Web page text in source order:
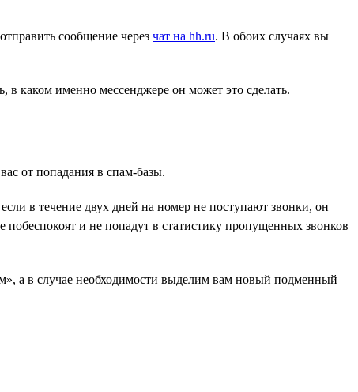
сообщение через чат на hh.ru. В обоих случаях вы
в каком именно мессенджере он может это сделать.
от попадания в спам-базы.
в течение двух дней на номер не поступают звонки, он
и не попадут в статистику пропущенных звонков
а в случае необходимости выделим вам новый подменный